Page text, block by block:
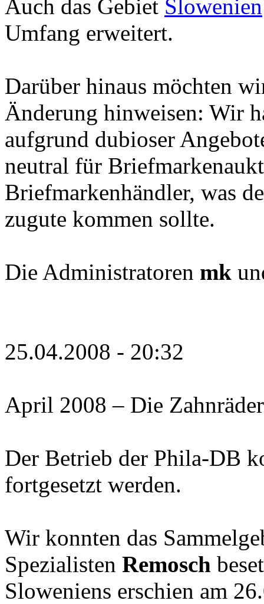
Auch das Gebiet Slowenien
Umfang erweitert.
Darüber hinaus möchten
Änderung hinweisen: Wir
aufgrund dubioser
neutral für
Briefmarkenhändler, was
zugute kommen sollte.
Die Administratoren mk
25.04.2008 - 20:32
April 2008 – Die
Der Betrieb der Phila-DB
fortgesetzt werden.
Wir konnten das
Spezialisten Remosch
Sloweniens erschien am